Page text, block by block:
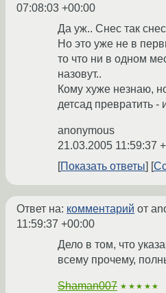
07:08:03 +00:00
Да уж.. Снес так
Но это уже не в
то что ни в одном
назовут..
Кому хуже незнаю,
детсад превратить -
anonymous
21.03.2005 11:59:37
Показать ответы
Ответ на: комментарий от
11:59:37 +00:00
Дело в том, что
всему прочему,
Shaman007 ★★★★★